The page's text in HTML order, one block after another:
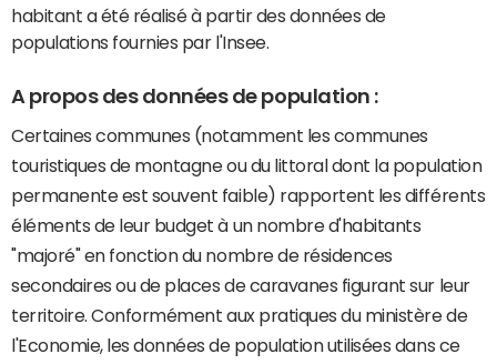
habitant a été réalisé à partir des données de
populations fournies par l'Insee.
A propos des données de population :
Certaines communes (notamment les communes
touristiques de montagne ou du littoral dont la population
permanente est souvent faible) rapportent les différents
éléments de leur budget à un nombre d'habitants
"majoré" en fonction du nombre de résidences
secondaires ou de places de caravanes figurant sur leur
territoire. Conformément aux pratiques du ministère de
l'Economie, les données de population utilisées dans ce